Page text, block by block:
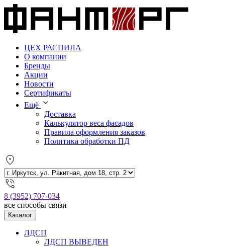
ЦЕХ РАСПИЛА
О компании
Бренды
Акции
Новости
Сертификаты
Ещё
Доставка
Калькулятор веса фасадов
Правила оформления заказов
Политика обработки ПД
8 (3952) 707-034
все способы связи
Каталог
ЛДСП
ЛДСП ВЫВЕДЕН